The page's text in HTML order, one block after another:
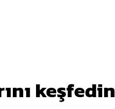
keşfedin